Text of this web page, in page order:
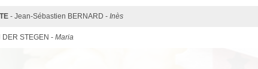
- Jean-Sébastien BERNARD - Inès
DER STEGEN - Maria